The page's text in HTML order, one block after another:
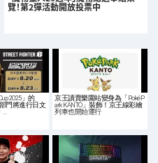
覽！第2彈活動開放投票中
2025」的
門將進行日文
…
京王讀賣樂園站變身為「PokéP
ark KANTO」裝飾！京王線彩繪
列車也開始運行